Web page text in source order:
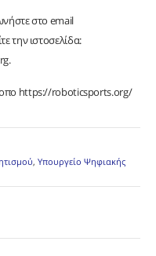
στο email
την ιστοσελίδα:
https://roboticsports.org/
, Υπουργείο Ψηφιακής